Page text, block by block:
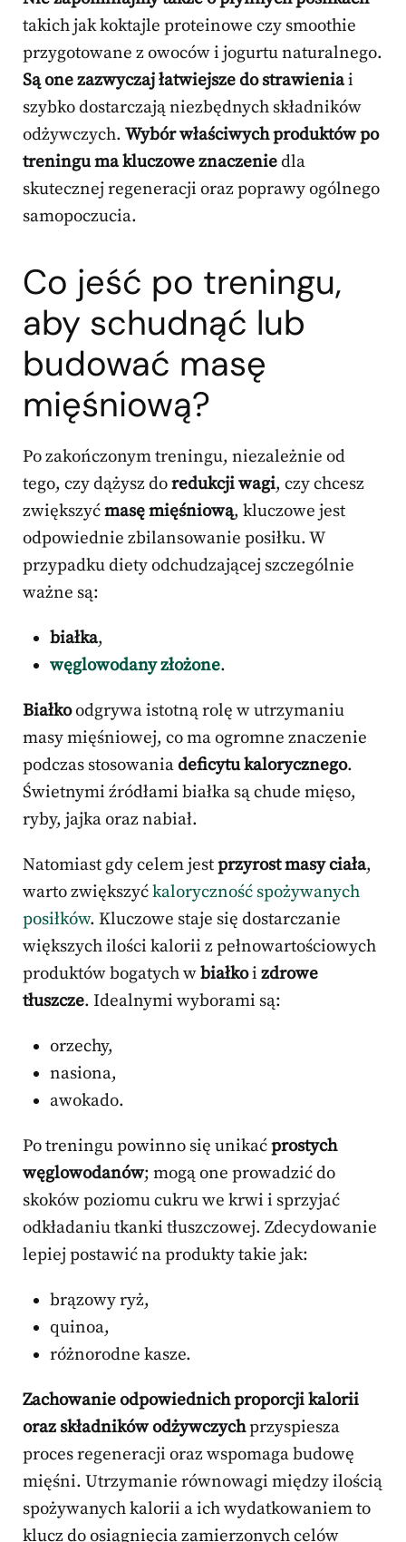
takich jak koktajle proteinowe czy smoothie
przygotowane z owoców i jogurtu naturalnego.
Są one zazwyczaj łatwiejsze do strawieniai
szybko dostarczają niezbędnych składników
odżywczych. Wybór właściwych produktów po
treningu ma kluczowe znaczeniedla
skutecznej regeneracji oraz poprawy ogólnego
samopoczucia.
Co jeść po treningu,
aby schudnąć lub
budować masę
mięśniową?
Po zakończonym treningu, niezależnie od
tego, czy dążysz doredukcji wagi, czy chcesz
zwiększyćmasę mięśniową, kluczowe jest
odpowiednie zbilansowanie posiłku. W
przypadku diety odchudzającej szczególnie
ważne są:
białka,
węglowodany złożone.
Białkoodgrywa istotną rolę w utrzymaniu
masy mięśniowej, co ma ogromne znaczenie
podczas stosowaniadeficytu kalorycznego.
Świetnymi źródłami białka są chude mięso,
ryby, jajka oraz nabiał.
Natomiast gdy celem jestprzyrost masy ciała,
warto zwiększyćkaloryczność spożywanych
posiłków. Kluczowe staje się dostarczanie
większych ilości kalorii z pełnowartościowych
produktów bogatych wbiałkoi zdrowe
tłuszcze. Idealnymi wyborami są:
orzechy,
nasiona,
awokado.
Po treningu powinno się unikaćprostych
węglowodanów; mogą one prowadzić do
skoków poziomu cukru we krwi i sprzyjać
odkładaniu tkanki tłuszczowej. Zdecydowanie
lepiej postawić na produkty takie jak:
brązowy ryż,
quinoa,
różnorodne kasze.
Zachowanie odpowiednich proporcji kalorii
oraz składników odżywczychprzyspiesza
proces regeneracji oraz wspomaga budowę
mięśni. Utrzymanie równowagi między ilością
spożywanych kalorii a ich wydatkowaniem to
klucz do osiągnięcia zamierzonych celów